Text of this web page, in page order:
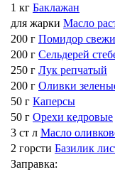
1 кг Баклажан
для жарки Масло
200 г Помидор
200 г Сельдерей
250 г Лук репчатый
200 г Оливки
50 г Каперсы
50 г Орехи кедровые
3 ст л Масло
2 горсти Базилик
Заправка: